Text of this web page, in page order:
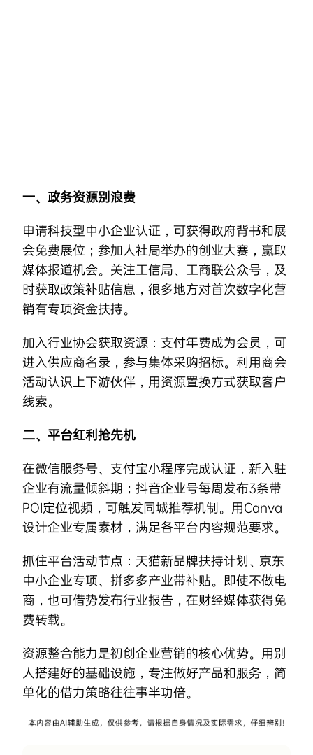
一、政务资源别浪费
申请科技型中小企业认证，可获得政府背书和展
会免费展位；参加人社局举办的创业大赛，赢取
媒体报道机会。关注工信局、工商联公众号，及
时获取政策补贴信息，很多地方对首次数字化营
销有专项资金扶持。
加入行业协会获取资源：支付年费成为会员，可
进入供应商名录，参与集体采购招标。利用商会
活动认识上下游伙伴，用资源置换方式获取客户
线索。
二、平台红利抢先机
在微信服务号、支付宝小程序完成认证，新入驻
企业有流量倾斜期；抖音企业号每周发布3条带
POI定位视频，可触发同城推荐机制。用Canva
设计企业专属素材，满足各平台内容规范要求。
抓住平台活动节点：天猫新品牌扶持计划、京东
中小企业专项、拼多多产业带补贴。即使不做电
商，也可借势发布行业报告，在财经媒体获得免
费转载。
资源整合能力是初创企业营销的核心优势。用别
人搭建好的基础设施，专注做好产品和服务，简
单化的借力策略往往事半功倍。